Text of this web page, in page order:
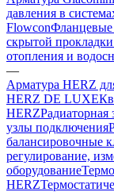
давления в
Flowcon
скрытой
отопления и
—
Арматура HERZ
HERZ DE LUXE
HERZ
узлы подключения
балансировочные
регулирование,
оборудование
HERZ